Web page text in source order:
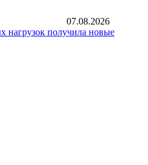
07.08.2026
получила новые